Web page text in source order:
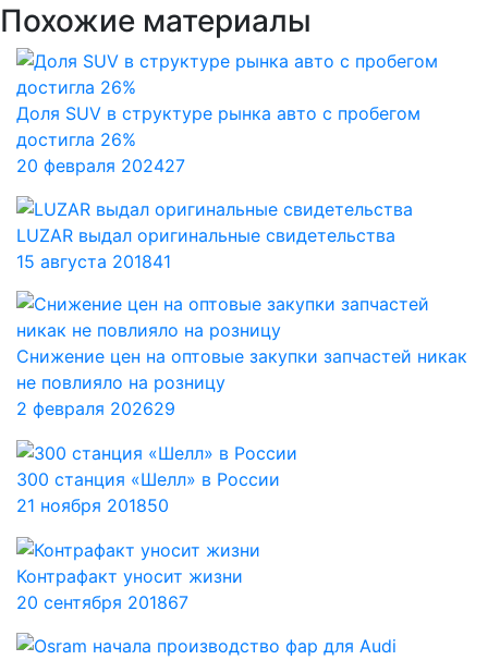
Похожие материалы
Доля SUV в структуре рынка авто с пробегом
достигла 26%
20 февраля 202427
LUZAR выдал оригинальные свидетельства
15 августа 201841
Снижение цен на оптовые закупки запчастей никак
не повлияло на розницу
2 февраля 202629
300 станция «Шелл» в России
21 ноября 201850
Контрафакт уносит жизни
20 сентября 201867